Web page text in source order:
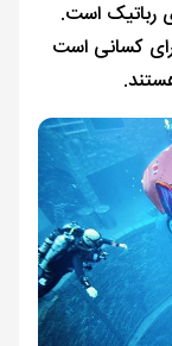
رباتیک است.
کسانی است